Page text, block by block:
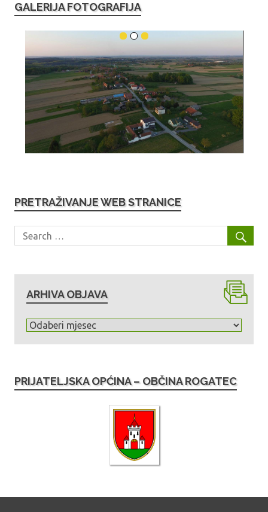
GALERIJA FOTOGRAFIJA
PRETRAŽIVANJE WEB STRANICE
ARHIVA OBJAVA
A
v
PRIJATELJSKA OPĆINA – OBČINA ROGATEC